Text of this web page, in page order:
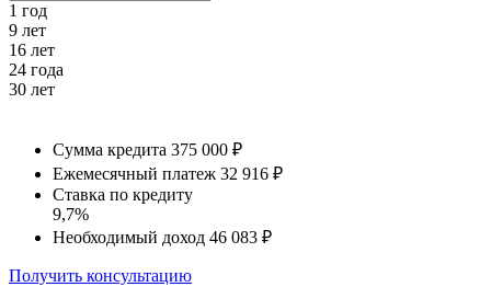
1 год
9 лет
16 лет
24 года
30 лет
Сумма кредита 375 000 ₽
Ежемесячный платеж 32 916 ₽
Ставка по кредиту
9,7%
Необходимый доход 46 083 ₽
Получить консультацию